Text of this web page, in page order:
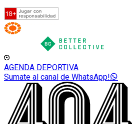
AGENDA DEPORTIVA
Sumate al canal de WhatsApp!